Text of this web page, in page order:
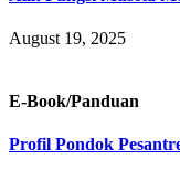
August 19, 2025
E-Book/Panduan
Profil Pondok